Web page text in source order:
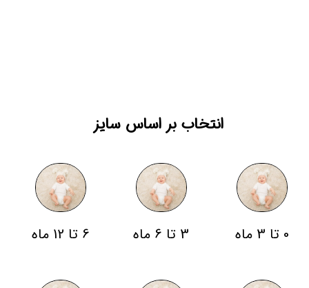
0 تا 3 ماه 3 تا 6 ماه 6 تا 12 ماه
انتخاب بر اساس سایز